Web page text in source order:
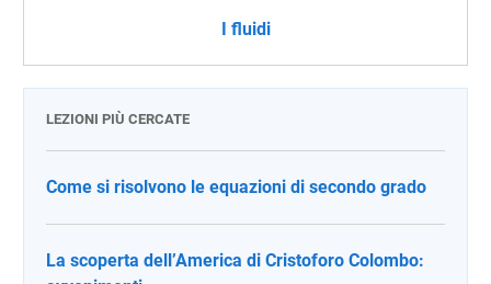
I fluidi
LEZIONI PIÙ CERCATE
Come si risolvono le equazioni di secondo grado
La scoperta dell’America di Cristoforo Colombo: